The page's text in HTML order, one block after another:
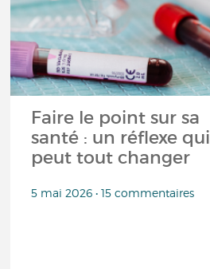
Faire le point sur sa
santé : un réflexe qui
peut tout changer
5 mai 2026 • 15 commentaires